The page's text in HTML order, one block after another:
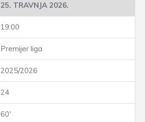
25. TRAVNJA 2026.
19:00
Premijer liga
2025/2026
24
60'